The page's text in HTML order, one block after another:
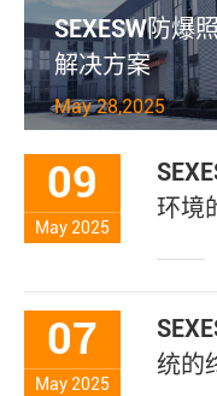
SEXESW防爆
解决方案
May 28,2025
09
May 2025
环境
07
May 2025
统的